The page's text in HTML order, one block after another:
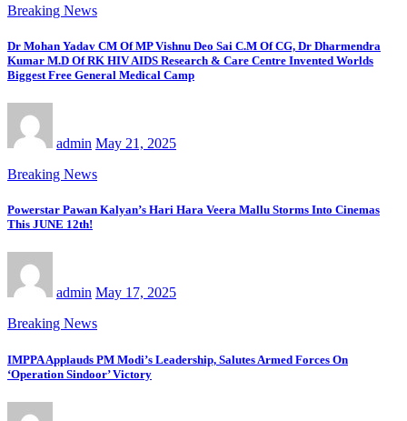
Breaking News
Dr Mohan Yadav CM Of MP Vishnu Deo Sai C.M Of CG, Dr Dharmendra
Kumar M.D Of RK HIV AIDS Research & Care Centre Invented Worlds
Biggest Free General Medical Camp
admin May 21, 2025
Breaking News
Powerstar Pawan Kalyan’s Hari Hara Veera Mallu Storms Into Cinemas
This JUNE 12th!
admin May 17, 2025
Breaking News
IMPPA Applauds PM Modi’s Leadership, Salutes Armed Forces On
‘Operation Sindoor’ Victory